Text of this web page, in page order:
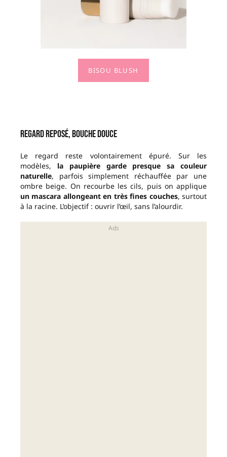
BISOU BLUSH
Regard reposé, bouche douce
Le regard reste volontairement épuré. Sur les
modèles, la paupière garde presque sa couleur
naturelle, parfois simplement réchauffée par une
ombre beige. On recourbe les cils, puis on applique
un mascara allongeant en très fines couches, surtout
à la racine. L’objectif : ouvrir l’œil, sans l’alourdir.